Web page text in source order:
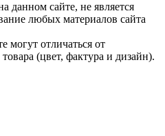
данном сайте, не является
любых материалов сайта
могут отличаться от
(цвет, фактура и дизайн).